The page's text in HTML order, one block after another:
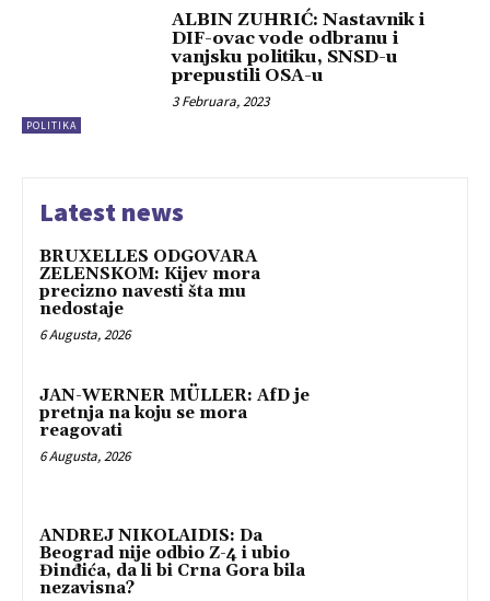
POLITIKA
ALBIN ZUHRIĆ: Nastavnik i
DIF-ovac vode odbranu i
vanjsku politiku, SNSD-u
prepustili OSA-u
3 Februara, 2023
Latest news
BRUXELLES ODGOVARA
ZELENSKOM: Kijev mora
precizno navesti šta mu
nedostaje
6 Augusta, 2026
JAN-WERNER MÜLLER: AfD je
pretnja na koju se mora
reagovati
6 Augusta, 2026
ANDREJ NIKOLAIDIS: Da
Beograd nije odbio Z-4 i ubio
Đinđića, da li bi Crna Gora bila
nezavisna?